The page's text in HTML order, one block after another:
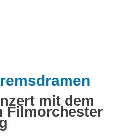
mit dem
Filmorchester